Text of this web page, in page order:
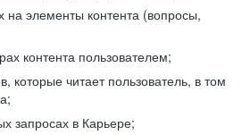
на элементы контента (вопросы,
контента пользователем;
которые читает пользователь, в том
запросах в Карьере;